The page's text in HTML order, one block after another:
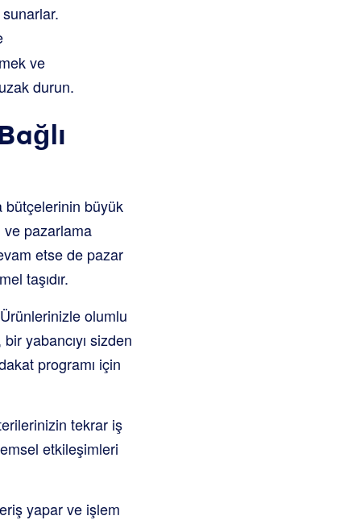
ve
durun.
bütçelerinin büyük
ve pazarlama
etse de pazar
taşıdır.
olumlu
yabancıyı sizden
programı için
tekrar iş
etkileşimleri
yapar ve işlem